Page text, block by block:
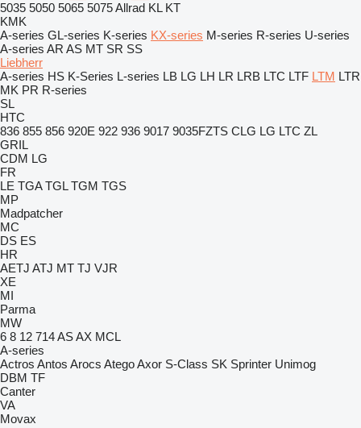
5035 5050 5065 5075Allrad KL KT
KMK
A-series GL-series K-series KX-series M-series R-series U-series
A-series AR AS MT SR SS
Liebherr
A-series HS K-Series L-series LB LG LH LR LRB LTC LTF LTM LTR
MK PR R-series
SL
HTC
836 855 856 920E 922 936 9017 9035FZTS CLG LG LTC ZL
GRIL
CDM LG
FR
LE TGA TGL TGM TGS
MP
Madpatcher
MC
DS ES
HR
AETJ ATJ MT TJ VJR
XE
MI
Parma
MW
6 8 12 714ASAX MCL
A-series
Actros Antos Arocs AtegoAxor S-Class SK Sprinter Unimog
DBM TF
Canter
VA
Movax